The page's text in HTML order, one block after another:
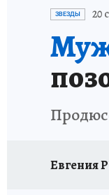
ЗВЕЗДЫ 20
Евгения